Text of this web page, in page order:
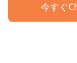
今すぐ